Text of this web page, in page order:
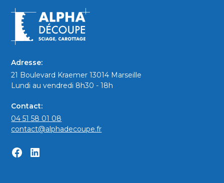
Adresse:
21 Boulevard Kraemer 13014 Marseille
Lundi au vendredi 8h30 - 18h
Contact:
04 51 58 01 08
contact@alphadecoupe.fr